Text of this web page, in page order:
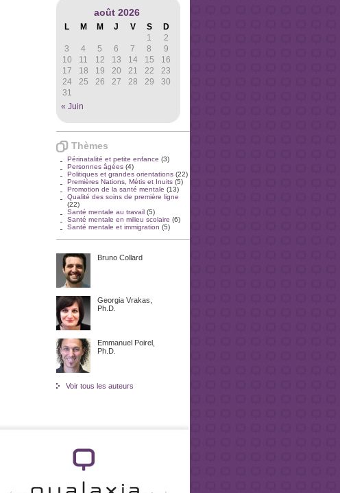
août 2026
L M M J V S D
« Juin
1
2
3
4 5 6 7 8
9
10
11 12 13 14 15
16
17
18 19 20 21 22
23
24
25 26 27 28 29
30
31
Thèmes
Périnatalité et petite enfance (3)
Personnes âgées(4)
Politiques et grandes orientations(22)
Premières Nations, Métis et Inuits(5)
Promotion de la santé mentale (13)
Qualité des soins de première ligne
(22)
Santé mentale au travail(5)
Santé mentale en milieu scolaire (6)
Santé mentale et immigration (5)
Bruno Collard
Georgia Vrakas,
Ph.D.
Emmanuel Poirel,
Ph.D.
Voir tous les auteurs